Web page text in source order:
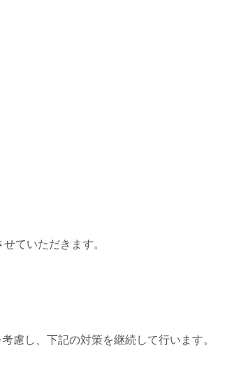
せていただきます。
慮し、下記の対策を継続して行います。